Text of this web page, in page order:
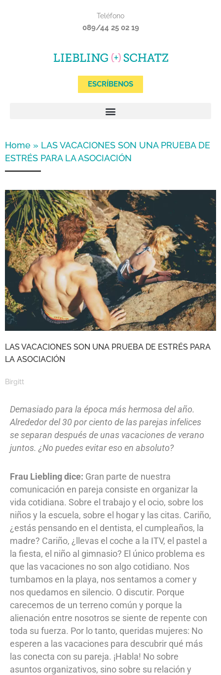
Teléfono
089/44 25 02 19
ESCRÍBENOS
Home » LAS VACACIONES SON UNA PRUEBA DE
ESTRÉS PARA LA ASOCIACIÓN
LAS VACACIONES SON UNA PRUEBA DE ESTRÉS PARA
LA ASOCIACIÓN
Birgitt
Demasiado para la época más hermosa del año.
Alrededor del 30 por ciento de las parejas infelices
se separan después de unas vacaciones de verano
juntos. ¿No puedes evitar eso en absoluto?
Frau Liebling dice: Gran parte de nuestra
comunicación en pareja consiste en organizar la
vida cotidiana. Sobre el trabajo y el ocio, sobre los
niños y la escuela, sobre el hogar y las citas. Cariño,
¿estás pensando en el dentista, el cumpleaños, la
madre? Cariño, ¿llevas el coche a la ITV, el pastel a
la fiesta, el niño al gimnasio? El único problema es
que las vacaciones no son algo cotidiano. Nos
tumbamos en la playa, nos sentamos a comer y
nos quedamos en silencio. O discutir. Porque
carecemos de un terreno común y porque la
alienación entre nosotros se siente de repente con
toda su fuerza. Por lo tanto, queridas mujeres: No
esperen a las vacaciones para descubrir qué más
las conecta con su pareja. ¡Habla! No sobre
asuntos organizativos, sino sobre su relación y